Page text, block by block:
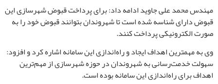
مهندس محمد علی جاوید ادامه داد: برای پرداخت قبوض شهرسازی این
قبوض دارای شناسه شده استتا شهروندان بتوانند قبوض خود را به
صورت الکترونیکی پرداخت کنند.
وی به مهمترین اهداف ایجاد و راه‌اندازی این سامانه اشاره کرد و افزود:
سهولت خدمت‌رسانی به شهروندان در حوزه شهرسازی از مهم‌ترین
اهداف برای راه‌اندازی این سامانه بوده است.